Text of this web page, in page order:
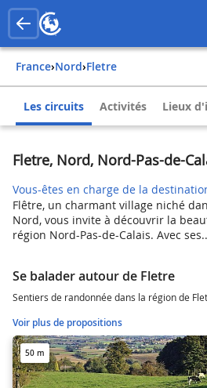
France› Nord› Fletre
Les circuits Activités Lieux
Fletre, Nord, Nord-Pas-de-
Vous-êtes en charge de la
Flêtre, un charmant village niché
Nord, vous invite à découvrir la
région Nord-Pas-de-Calais. Avec
Se balader autour de Fletre
Sentiers de randonnée dans la région de
Voir plus de propositions
50 m